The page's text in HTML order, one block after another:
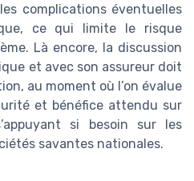
complications éventuelles
ce qui limite le risque
Là encore, la discussion
et avec son assureur doit
au moment où l’on évalue
et bénéfice attendu sur
si besoin sur les
savantes nationales.